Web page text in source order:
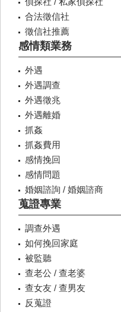
合法徵信社
徵信社推薦
感情類業務
外遇
外遇調查
外遇徵兆
外遇離婚
抓姦
抓姦費用
感情挽回
感情問題
婚姻諮詢 / 婚姻諮商
蒐證專業
調查外遇
如何挽回家庭
被監聽
查老公 / 查老婆
查女友 / 查男友
反蒐證